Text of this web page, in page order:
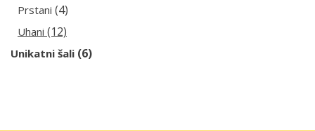
Prstani (4)
Uhani (12)
Unikatni šali (6)